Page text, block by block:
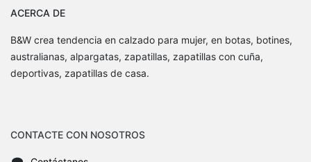
ACERCA DE
B&W crea tendencia en calzado para mujer, en botas, botines,
australianas, alpargatas, zapatillas, zapatillas con cuña,
deportivas, zapatillas de casa.
CONTACTE CON NOSOTROS